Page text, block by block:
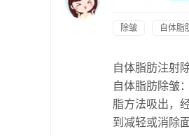
除皱 自体脂
自体脂肪注射
自体脂肪除皱
脂方法吸出，
到减轻或消除